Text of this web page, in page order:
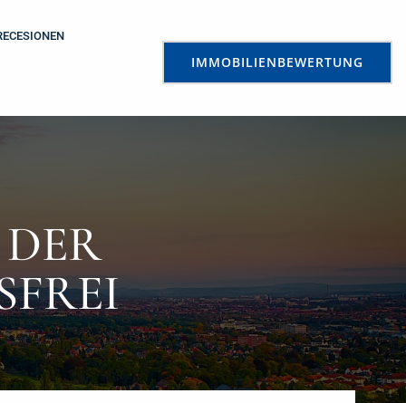
IMMOBILIENBEWERTUNG